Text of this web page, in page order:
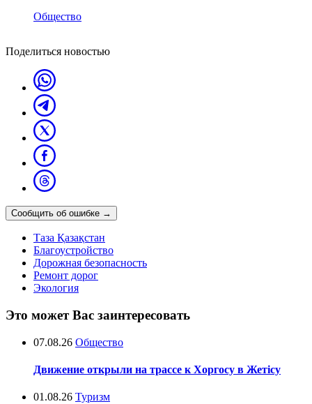
Общество
Поделиться новостью
Сообщить об ошибке →
Таза Қазақстан
Благоустройство
Дорожная безопасность
Ремонт дорог
Экология
Это может Вас заинтересовать
07.08.26 Общество
Движение открыли на трассе к Хоргосу в Жетісу
01.08.26 Туризм